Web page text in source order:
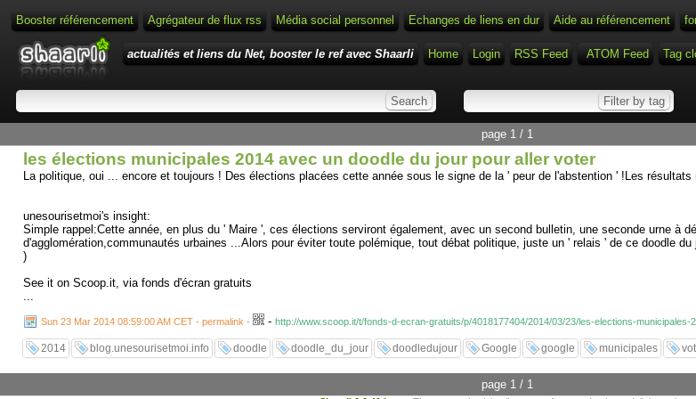
Booster référencement Agrégateur de flux rss Média social personnel Echanges de liens en dur Aide au référencement
actualités et liens du Net, booster le ref avec Shaarli Home Login RSS Feed ATOM Feed Tag
page 1 / 1
les élections municipales 2014 avec un doodle du jour pour aller voter
La politique, oui ... encore et toujours ! Des élections placées cette année sous le signe de la ' peur de l'abstention ' !Les résultats
unesourisetmoi's insight:
Simple rappel:Cette année, en plus du ' Maire ', ces élections serviront également, avec un second bulletin, une seconde urne à
d'agglomération,communautés urbaines ...Alors pour éviter toute polémique, tout débat politique, juste un ' relais ' de ce doodle
)
See it on Scoop.it, via fonds d'écran gratuits
...
Sun 23 Mar 2014 08:59:00 AM CET - permalink - - http://www.scoop.it/t/fonds-d-ecran-gratuits/p/4018177404/2014/03/23/les-elections-
2014 blog.unesourisetmoi.info doodle doodle_du_jour doodledujour Google google municipales
page 1 / 1